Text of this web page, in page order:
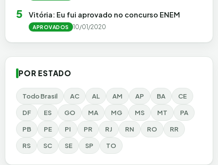
5 Vitória: Eu fui aprovado no concurso ENEM
APROVADOS 10/01/2020
POR ESTADO
Todo Brasil AC AL AM AP BA CE
DF ES GO MA MG MS MT PA
PB PE PI PR RJ RN RO RR
RS SC SE SP TO